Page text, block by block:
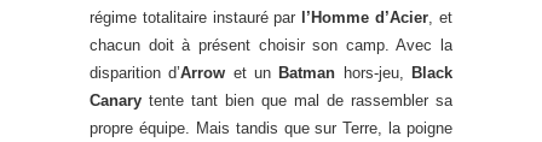
régime totalitaire instauré par
l’Homme d’Acier, et
chacun doit à présent choisir son camp. Avec la
disparition d’Arrow et un Batman hors-jeu, Black
Canary tente tant bien que mal de rassembler sa
propre équipe. Mais tandis que sur Terre, la poigne